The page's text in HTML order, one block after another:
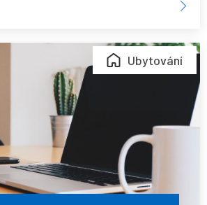
Ubytování